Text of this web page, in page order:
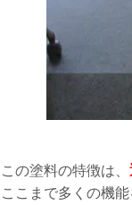
この塗料の特徴は、
ここまで多くの機